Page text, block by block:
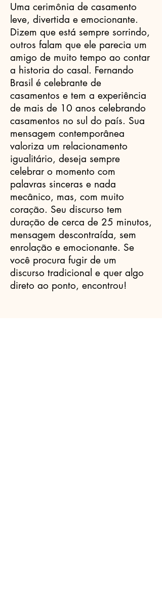
Uma cerimônia de casamento
leve, divertida e emocionante.
Dizem que está sempre sorrindo,
outros falam que ele parecia um
amigo de muito tempo ao contar
a historia do casal. Fernando
Brasil é celebrante de
casamentos e tem a experiência
de mais de 10 anos celebrando
casamentos no sul do país. Sua
mensagem contemporânea
valoriza um relacionamento
igualitário, deseja sempre
celebrar o momento com
palavras sinceras e nada
mecânico, mas, com muito
coração. Seu discurso tem
duração de cerca de 25 minutos,
mensagem descontraída, sem
enrolação e emocionante. Se
você procura fugir de um
discurso tradicional e quer algo
direto ao ponto, encontrou!